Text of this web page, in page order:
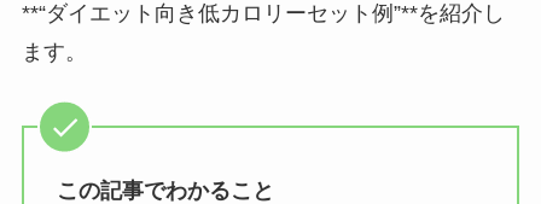
**“ダイエット向き低カロリーセット例”**を紹介し
ます。
この記事でわかること